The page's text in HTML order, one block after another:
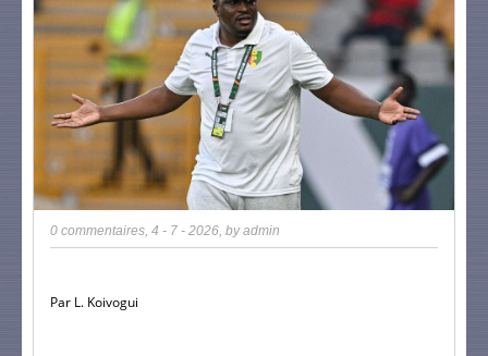
0 commentaires 4 - 7 - 2026 , byadmin
Par L. Koivogui